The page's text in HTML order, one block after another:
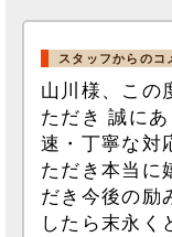
スタッフからのコ
山川様、この
ただき 誠に
速・丁寧な対
ただき本当に
だき今後の励
したら末永く